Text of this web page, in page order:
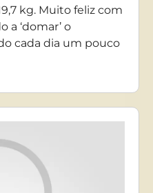
kg. Muito feliz com
a ‘domar’ o
cada dia um pouco